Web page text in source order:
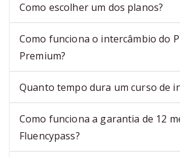
Como escolher um dos planos?
Como funciona o intercâmbio do
Premium?
Quanto tempo dura um curso de
Como funciona a garantia de 12
Fluencypass?